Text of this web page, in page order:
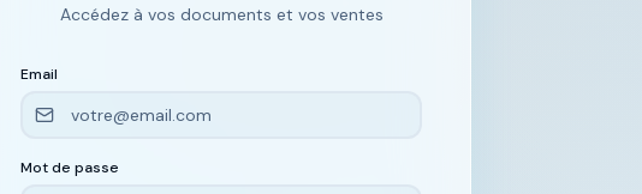
Accédez à vos documents et vos ventes
Email
Mot de passe